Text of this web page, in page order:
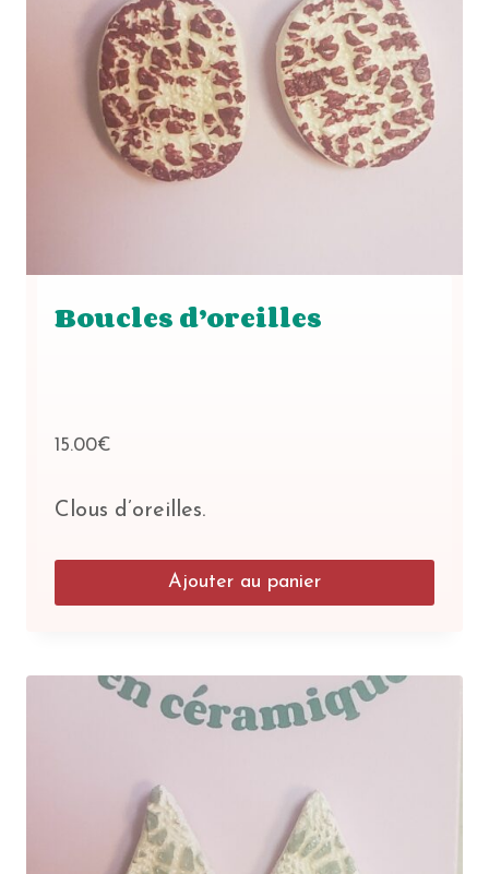
Boucles d’oreilles
15.00€
Clous d’oreilles.
Ajouter au panier